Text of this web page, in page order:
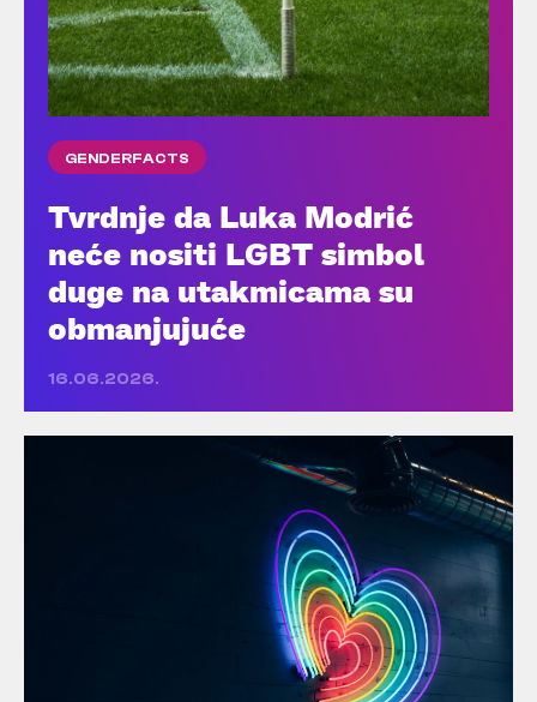
GENDERFACTS
Tvrdnje da Luka Modrić
neće nositi LGBT simbol
duge na utakmicama su
obmanjujuće
16.06.2026.